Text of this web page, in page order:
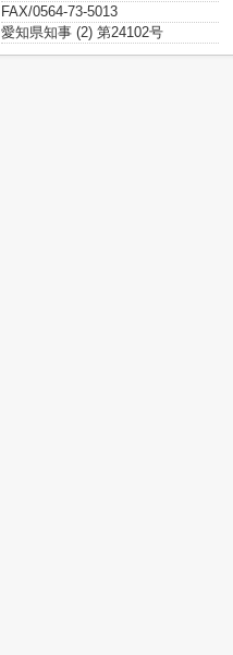
FAX/0564-73-5013
愛知県知事 (2) 第24102号